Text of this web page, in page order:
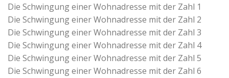
Die Schwingung einer Wohnadresse mit der Zahl 1
Die Schwingung einer Wohnadresse mit der Zahl 2
Die Schwingung einer Wohnadresse mit der Zahl 3
Die Schwingung einer Wohnadresse mit der Zahl 4
Die Schwingung einer Wohnadresse mit der Zahl 5
Die Schwingung einer Wohnadresse mit der Zahl 6